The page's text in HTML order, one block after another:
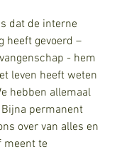
dat de interne
heeft gevoerd –
- hem
leven heeft weten
hebben allemaal
permanent
over van alles en
meent te